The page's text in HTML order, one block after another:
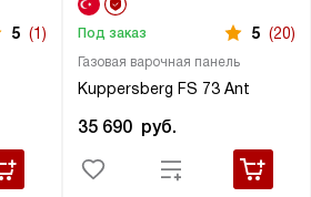
5 (1)
Газовая варочная панель
Kuppersberg FS 73 Ant
Под заказ 5 (20)
35 690 руб.